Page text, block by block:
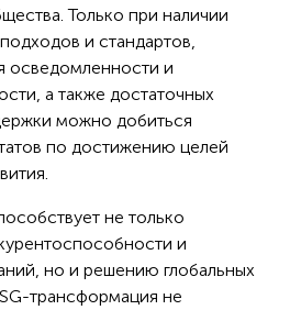
Только при наличии
и стандартов,
осведомленности и
а также достаточных
можно добиться
по достижению целей
не только
и
но и решению глобальных
трансформация не